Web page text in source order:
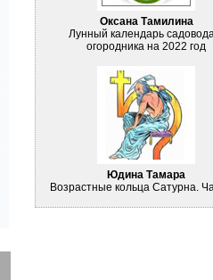
Оксана Тамилина
Лунный календарь
огородника на 2022 год
Юдина Тамара
Возрастные кольца Сатурна.